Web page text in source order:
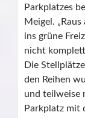
Parkplatzes
Meigel.
ins grüne
nicht
Die
den Reihen
und teilweise
Parkplatz mit